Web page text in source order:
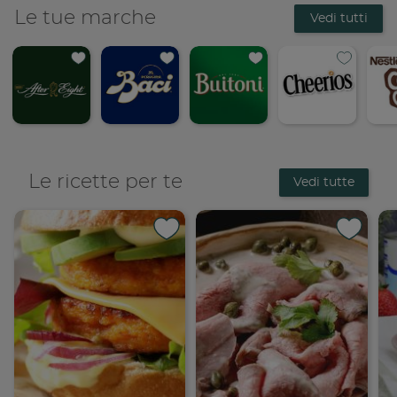
Le tue marche Vedi tutti
Le ricette per te Vedi tutte